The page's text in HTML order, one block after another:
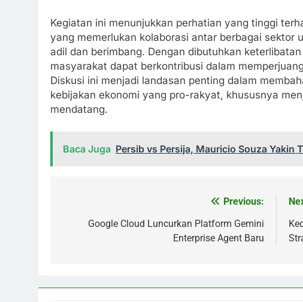
Kegiatan ini menunjukkan perhatian yang tinggi
yang memerlukan kolaborasi antar berbagai sektor
adil dan berimbang. Dengan dibutuhkan
masyarakat dapat berkontribusi dalam
Diskusi ini menjadi landasan penting dalam
kebijakan ekonomi yang pro-rakyat, khususnya
mendatang.
Baca Juga Persib vs Persija, Mauricio Souza Yakin
Previous:
Google Cloud Luncurkan Platform Gemini
Enterprise Agent Baru